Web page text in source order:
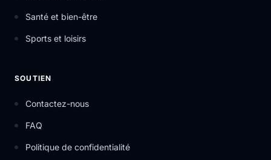
Santé et bien-être
Sports et loisirs
SOUTIEN
Contactez-nous
FAQ
Politique de confidentialité